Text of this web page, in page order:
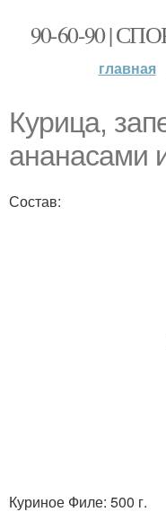
90-60-90 |
главная
Курица,
ананасами
Состав:
Куриное Филе: 500 г.